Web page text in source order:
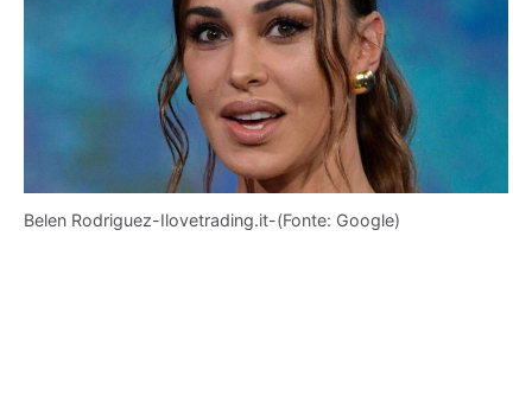
Belen Rodriguez-Ilovetrading.it-(Fonte: Google)